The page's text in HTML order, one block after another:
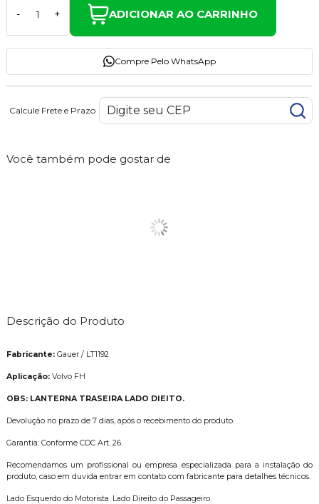
- + ADICIONAR AO CARRINHO
Compre Pelo WhatsApp
Calcule Frete e Prazo
Você também pode gostar de
Descrição do Produto
Fabricante: Gauer / LT1192
Aplicação: Volvo FH
OBS: LANTERNA TRASEIRA LADO DIEITO.
Devolução no prazo de 7 dias, após o recebimento do produto.
Garantia: Conforme CDC Art. 26.
Recomendamos um profissional ou empresa especializada para a instalação do
produto, caso em duvida entrar em contato com fabricante para detalhes técnicos.
Lado Esquerdo do Motorista. Lado Direito do Passageiro.